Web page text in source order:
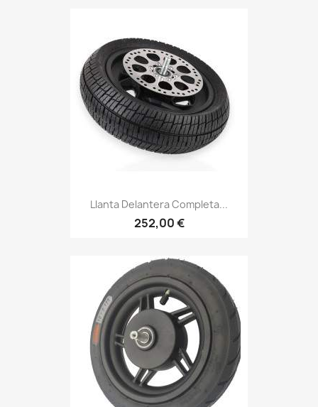
Llanta Delantera Completa...
252,00 €